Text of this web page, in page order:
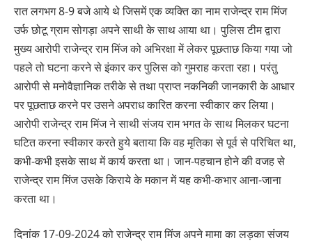
रात लगभग 8-9 बजे आये थे जिसमें एक व्यक्ति का नाम राजेन्द्र राम मिंज
उर्फ छोटू ग्राम सोगड़ा अपने साथी के साथ आया था। पुलिस टीम द्वारा
मुख्य आरोपी राजेन्द्र राम मिंज को अभिरक्षा में लेकर पूछताछ किया गया जो
पहले तो घटना करने से इंकार कर पुलिस को गुमराह करता रहा। परंतु
आरोपी से मनोवैज्ञानिक तरीके से तथा प्राप्त नकनिकी जानकारी के आधार
पर पूछताछ करने पर उसने अपराध कारित करना स्वीकार कर लिया।
आरोपी राजेन्द्र राम मिंज ने साथी संजय राम भगत के साथ मिलकर घटना
घटित करना स्वीकार करते हुये बताया कि वह मृतिका से पूर्व से परिचित था,
कभी-कभी इसके साथ में कार्य करता था। जान-पहचान होने की वजह से
राजेन्द्र राम मिंज उसके किराये के मकान में यह कभी-कभार आना-जाना
करता था।
दिनांक 17-09-2024 को राजेन्द्र राम मिंज अपने मामा का लड़का संजय